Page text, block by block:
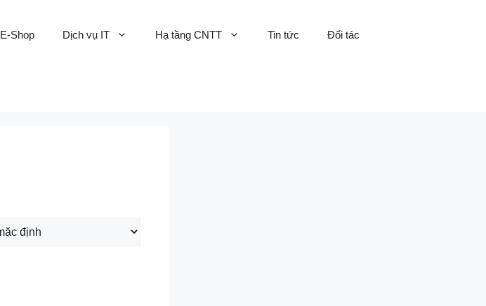
E-Shop Dịch vụ IT Hạ tầng CNTT Tin tức Đối tác